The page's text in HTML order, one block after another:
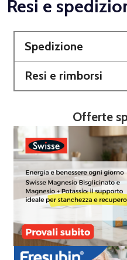
Resi e
Spedizione
Resi e rimborsi
Offerte